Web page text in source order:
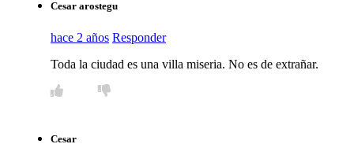
Cesar arostegu
hace 2 años Responder
Toda la ciudad es una villa miseria. No es de extrañar.
Cesar